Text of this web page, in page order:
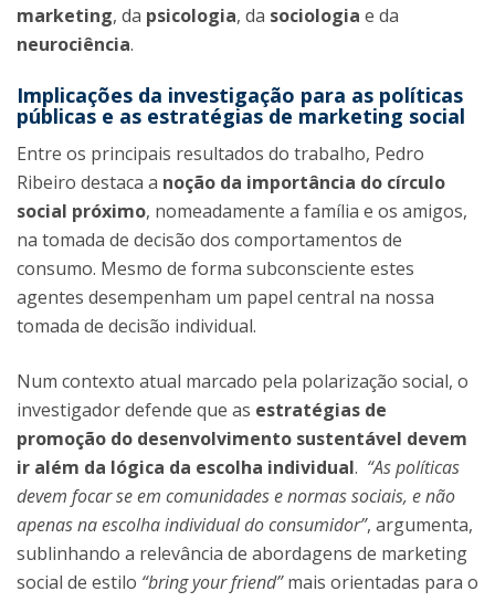
marketing, da psicologia, da sociologia e da
neurociência.
Implicações da investigação para as políticas
públicas e as estratégias de marketing social
Entre os principais resultados do trabalho, Pedro
Ribeiro destaca a noção da importância do círculo
social próximo, nomeadamente a família e os amigos,
na tomada de decisão dos comportamentos de
consumo. Mesmo de forma subconsciente estes
agentes desempenham um papel central na nossa
tomada de decisão individual.
Num contexto atual marcado pela polarização social, o
investigador defende que as estratégias de
promoção do desenvolvimento sustentável devem
ir além da lógica da escolha individual. “As políticas
devem focar se em comunidades e normas sociais, e não
apenas na escolha individual do consumidor”, argumenta,
sublinhando a relevância de abordagens de marketing
social de estilo “bring your friend”mais orientadas para o